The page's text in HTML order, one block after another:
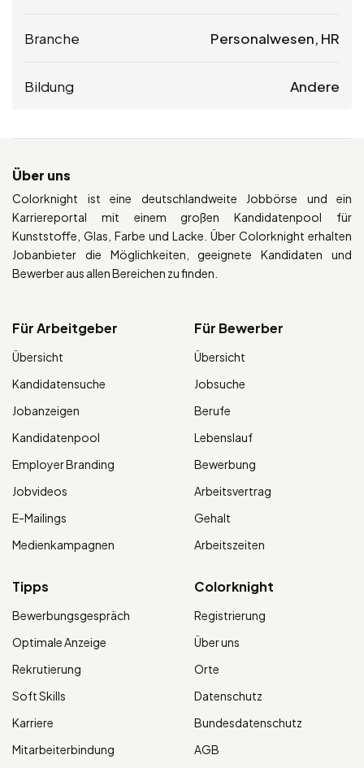
Branche Personalwesen, HR
Bildung Andere
Über uns
Colorknight ist eine deutschlandweite Jobbörse und ein
Karriereportal mit einem großen Kandidatenpool für
Kunststoffe, Glas, Farbe und Lacke. Über Colorknight erhalten
Jobanbieter die Möglichkeiten, geeignete Kandidaten und
Bewerber aus allen Bereichen zu finden.
Für Arbeitgeber
Übersicht
Kandidatensuche
Jobanzeigen
Kandidatenpool
Employer Branding
Jobvideos
E-Mailings
Medienkampagnen
Für Bewerber
Übersicht
Jobsuche
Berufe
Lebenslauf
Bewerbung
Arbeitsvertrag
Gehalt
Arbeitszeiten
Tipps
Bewerbungsgespräch
Optimale Anzeige
Rekrutierung
Soft Skills
Karriere
Mitarbeiterbindung
Colorknight
Registrierung
Über uns
Orte
Datenschutz
Bundesdatenschutz
AGB